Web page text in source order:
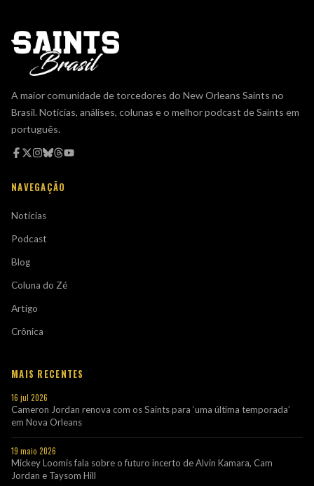
A maior comunidade de torcedores do New Orleans Saints no
Brasil. Notícias, análises, colunas e o melhor podcast de Saints em
português.
NAVEGAÇÃO
Notícias
Podcast
Blog
Coluna do Zé
Artigo
Crônica
MAIS RECENTES
16 jul 2026
Cameron Jordan renova com os Saints para ‘uma última temporada’
em Nova Orleans
19 maio 2026
Mickey Loomis fala sobre o futuro incerto de Alvin Kamara, Cam
Jordan e Taysom Hill